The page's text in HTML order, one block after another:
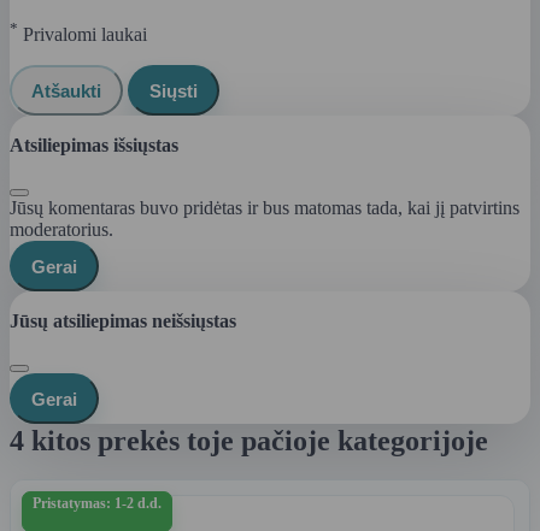
* Privalomi laukai
Atšaukti Siųsti
Atsiliepimas išsiųstas
Jūsų komentaras buvo pridėtas ir bus matomas tada, kai jį patvirtins
moderatorius.
Gerai
Jūsų atsiliepimas neišsiųstas
Gerai
4 kitos prekės toje pačioje kategorijoje
Pristatymas: 1-2 d.d.